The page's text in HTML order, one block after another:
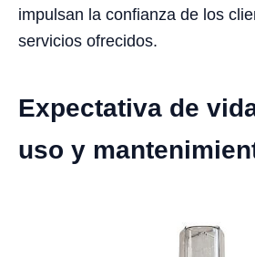
impulsan la confianza de los
servicios ofrecidos.
Expectativa de
uso y